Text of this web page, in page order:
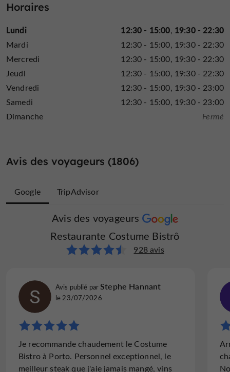
Horaires
Lundi 12:30 - 15:00 19:30 - 22:30
Mardi 12:30 - 15:00 19:30 - 22:30
Mercredi
12:30 - 15:00 19:30 - 22:30
Jeudi
12:30 - 15:00 19:30 - 22:30
Vendredi
12:30 - 15:00 19:30 - 23:00
Samedi
12:30 - 15:00 19:30 - 23:00
Dimanche
Fermé
Avis des voyageurs (1806)
Google
Avis des voyageurs
Restaurante Costume Bistrô
928 avis
Avis publié par Stephe Hannant
le 23/07/2026
Je recommande chaudement le Costume
Bistro à Porto. Personnel exceptionnel, le
meilleur steak que j'aie jamais mangé, vins
TripAdvisor
Avis des voyageurs
Restaurante Costume Bistrô
878 avis
Avis publié parroamoruso
le 29/08/2025
"Très mauvais service et nourriture basique"
Mauvais service L’apéro , 2 verres de porto,
arrivent après l’entrée Aucun geste
commercial Nourriture pas au niveau du prix